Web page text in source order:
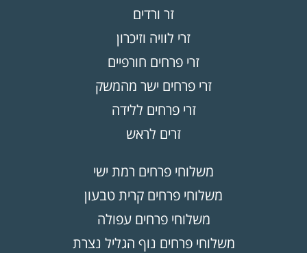
זר ורדים
זרי לוויה וזיכרון
זרי פרחים חורפיים
זרי פרחים ישר מהמשק
זרי פרחים ללידה
זרים לראש
משלוחי פרחים רמת ישי
משלוחי פרחים קרית טבעון
משלוחי פרחים עפולה
משלוחי פרחים נוף הגליל נצרת